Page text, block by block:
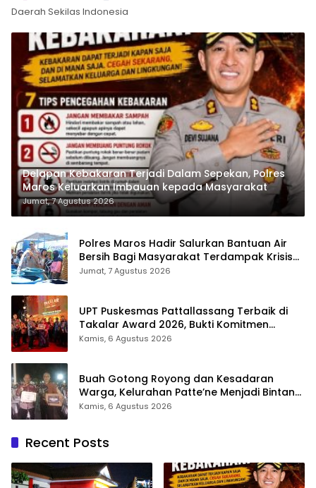
Daerah Sekilas Indonesia
Delapan Kebakaran Terjadi Dalam Sepekan, Polres
Maros Keluarkan Imbauan kepada Masyarakat
Jumat, 7 Agustus 2026
Polres Maros Hadir Salurkan Bantuan Air
Bersih Bagi Masyarakat Terdampak Krisis
Air Bersih Di Maros
Jumat, 7 Agustus 2026
UPT Puskesmas Pattallassang Terbaik di
Takalar Award 2026, Bukti Komitmen
Hadirkan Pelayanan Kesehatan Berkualitas
Kamis, 6 Agustus 2026
Buah Gotong Royong dan Kesadaran
Warga, Kelurahan Patte’ne Menjadi Bintang
Takalar Award 2026
Kamis, 6 Agustus 2026
Recent Posts